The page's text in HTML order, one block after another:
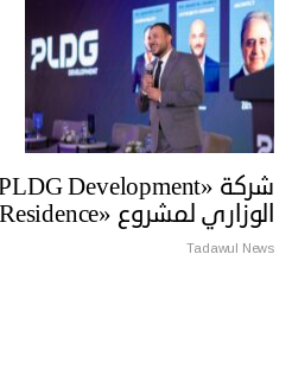
الوزاري لمشروع «White Residence» بالشيخ زايد
Tadawul News